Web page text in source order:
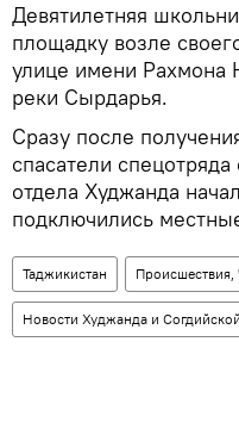
Девятилетняя
площадку возле
улице имени Рахмона
реки Сырдарья.
Сразу после
спасатели
отдела Худжанда
подключились
Таджикистан
Новости Худжанда и